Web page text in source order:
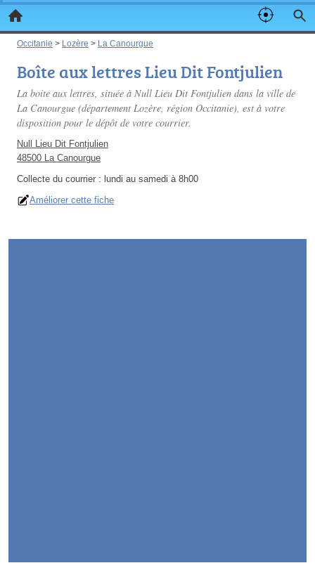
Occitanie > Lozère > La Canourgue
Boîte aux lettres Lieu Dit Fontjulien
La boite aux lettres, située à Null Lieu Dit Fontjulien dans la ville de
La Canourgue (département Lozère, région Occitanie), est à votre
disposition pour le dépôt de votre courrier.
Null Lieu Dit Fontjulien
48500 La Canourgue
Collecte du courrier : lundi au samedi à 8h00
Améliorer cette fiche